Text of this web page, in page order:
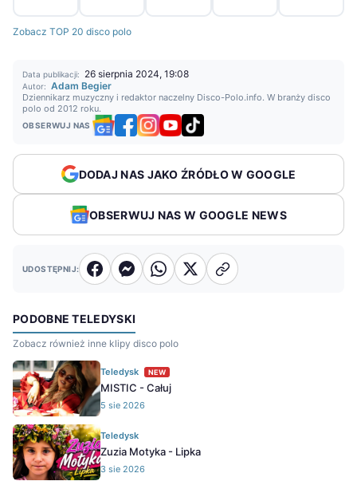
Zobacz TOP 20 disco polo
Data publikacji: 26 sierpnia 2024, 19:08
Autor: Adam Begier
Dziennikarz muzyczny i redaktor naczelny Disco-Polo.info. W branży disco
polo od 2012 roku.
OBSERWUJ NAS
DODAJ NAS JAKO ŹRÓDŁO W GOOGLE
OBSERWUJ NAS W GOOGLE NEWS
UDOSTĘPNIJ:
PODOBNE TELEDYSKI
Zobacz również inne klipy disco polo
Teledysk NEW
MISTIC - Całuj
5 sie 2026
Teledysk
Zuzia Motyka - Lipka
3 sie 2026